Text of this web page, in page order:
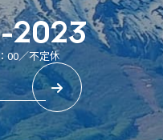
2023
00／不定休